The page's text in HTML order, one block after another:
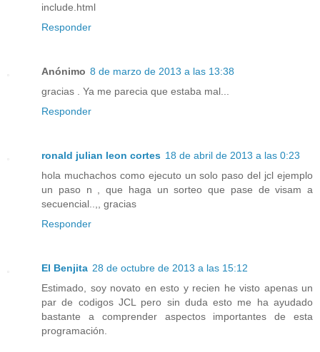
include.html
Responder
Anónimo 8 de marzo de 2013 a las 13:38
gracias . Ya me parecia que estaba mal...
Responder
ronald julian leon cortes 18 de abril de 2013 a las 0:23
hola muchachos como ejecuto un solo paso del jcl ejemplo
un paso n , que haga un sorteo que pase de visam a
secuencial..,, gracias
Responder
El Benjita 28 de octubre de 2013 a las 15:12
Estimado, soy novato en esto y recien he visto apenas un
par de codigos JCL pero sin duda esto me ha ayudado
bastante a comprender aspectos importantes de esta
programación.